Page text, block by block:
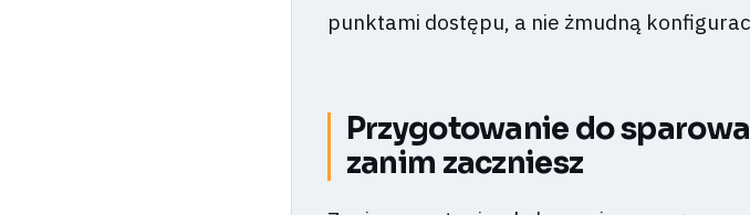
punktami dostępu, a nie żmudną
Przygotowanie do
zanim zaczniesz